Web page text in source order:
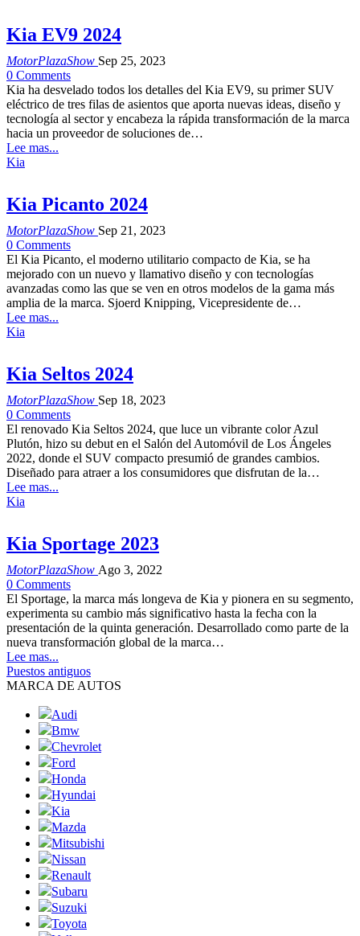
Kia EV9 2024
MotorPlazaShow Sep 25, 2023
0 Comments
Kia ha desvelado todos los detalles del Kia EV9, su primer SUV
eléctrico de tres filas de asientos que aporta nuevas ideas, diseño y
tecnología al sector y encabeza la rápida transformación de la marca
hacia un proveedor de soluciones de…
Lee mas...
Kia
Kia Picanto 2024
MotorPlazaShow Sep 21, 2023
0 Comments
El Kia Picanto, el moderno utilitario compacto de Kia, se ha
mejorado con un nuevo y llamativo diseño y con tecnologías
avanzadas como las que se ven en otros modelos de la gama más
amplia de la marca. Sjoerd Knipping, Vicepresidente de…
Lee mas...
Kia
Kia Seltos 2024
MotorPlazaShow Sep 18, 2023
0 Comments
El renovado Kia Seltos 2024, que luce un vibrante color Azul
Plutón, hizo su debut en el Salón del Automóvil de Los Ángeles
2022, donde el SUV compacto presumió de grandes cambios.
Diseñado para atraer a los consumidores que disfrutan de la…
Lee mas...
Kia
Kia Sportage 2023
MotorPlazaShow Ago 3, 2022
0 Comments
El Sportage, la marca más longeva de Kia y pionera en su segmento,
experimenta su cambio más significativo hasta la fecha con la
presentación de la quinta generación. Desarrollado como parte de la
nueva transformación global de la marca…
Lee mas...
Puestos antiguos
MARCA DE AUTOS
Audi
Bmw
Chevrolet
Ford
Honda
Hyundai
Kia
Mazda
Mitsubishi
Nissan
Renault
Subaru
Suzuki
Toyota